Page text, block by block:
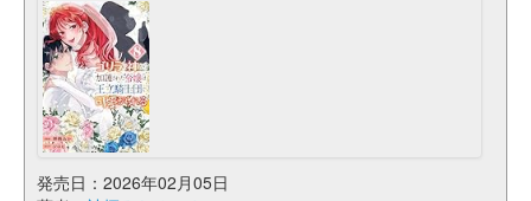
発売日：2026年02月05日